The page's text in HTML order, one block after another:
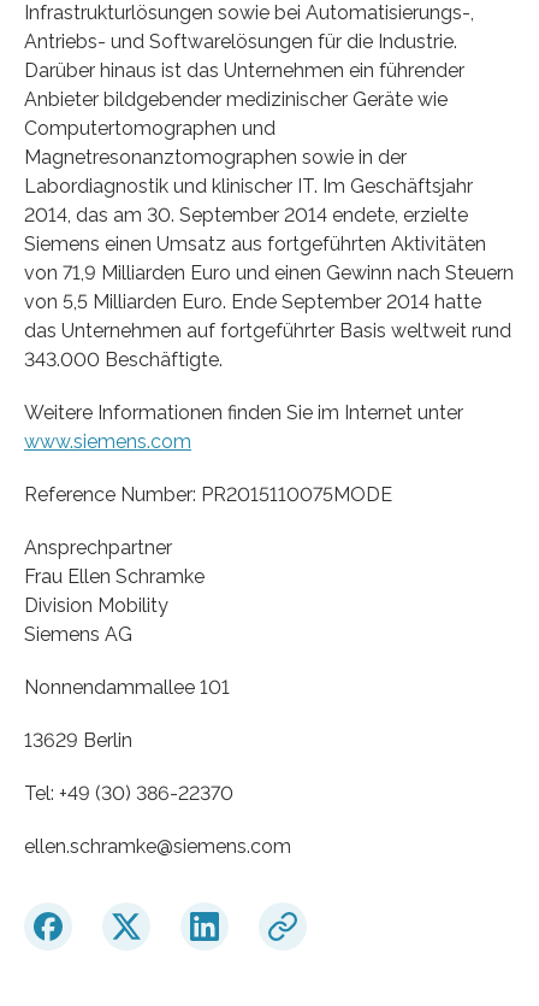
Infrastrukturlösungen sowie bei Automatisierungs-,
Antriebs- und Softwarelösungen für die Industrie.
Darüber hinaus ist das Unternehmen ein führender
Anbieter bildgebender medizinischer Geräte wie
Computertomographen und
Magnetresonanztomographen sowie in der
Labordiagnostik und klinischer IT. Im Geschäftsjahr
2014, das am 30. September 2014 endete, erzielte
Siemens einen Umsatz aus fortgeführten Aktivitäten
von 71,9 Milliarden Euro und einen Gewinn nach Steuern
von 5,5 Milliarden Euro. Ende September 2014 hatte
das Unternehmen auf fortgeführter Basis weltweit rund
343.000 Beschäftigte.
Weitere Informationen finden Sie im Internet unter
www.siemens.com
Reference Number: PR2015110075MODE
Ansprechpartner
Frau Ellen Schramke
Division Mobility
Siemens AG
Nonnendammallee 101
13629 Berlin
Tel: +49 (30) 386-22370
ellen.schramke​@siemens.com